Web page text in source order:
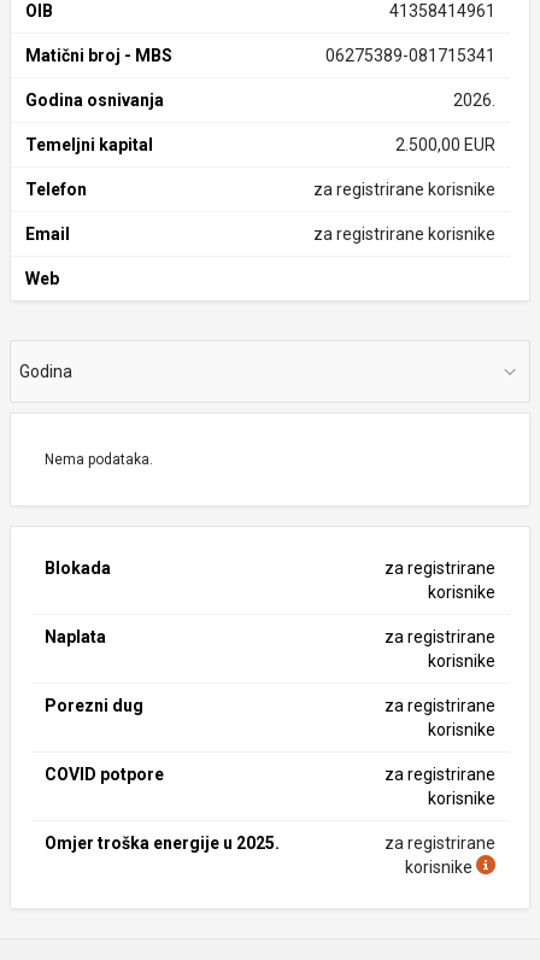
OIB 41358414961
Matični broj - MBS 06275389-081715341
Godina osnivanja 2026.
Temeljni kapital 2.500,00 EUR
Telefon za registrirane korisnike
Email za registrirane korisnike
Web
Godina
Nema podataka.
Blokada
za registrirane
korisnike
Naplata
za registrirane
korisnike
Porezni dug
za registrirane
korisnike
COVID potpore
za registrirane
korisnike
Omjer troška energije u 2025.
za registrirane
korisnike